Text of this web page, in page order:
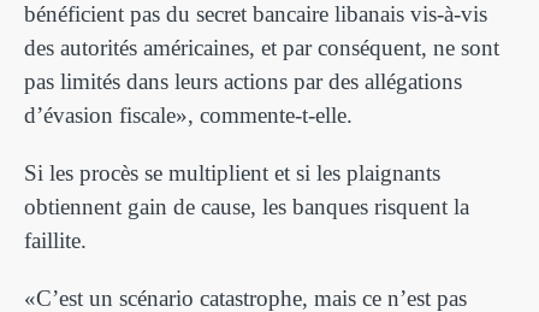
bénéficient pas du secret bancaire libanais vis-à-vis
des autorités américaines, et par conséquent, ne sont
pas limités dans leurs actions par des allégations
d’évasion fiscale», commente-t-elle.
Si les procès se multiplient et si les plaignants
obtiennent gain de cause, les banques risquent la
faillite.
«C’est un scénario catastrophe, mais ce n’est pas